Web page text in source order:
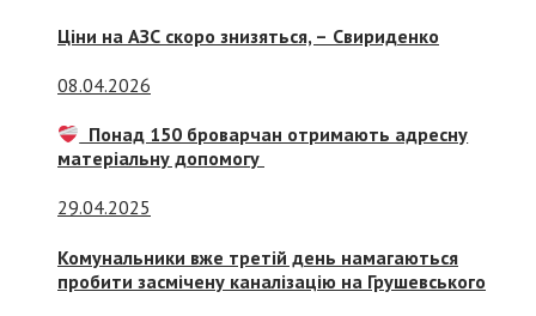
Ціни на АЗС скоро знизяться, – Свириденко
08.04.2026
Понад 150 броварчан отримають адресну
матеріальну допомогу
29.04.2025
Комунальники вже третій день намагаються
пробити засмічену каналізацію на Грушевського